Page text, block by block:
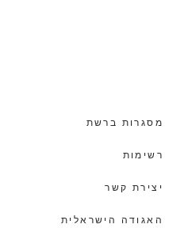
מסגרות ברשת
רשימות
יצירת קשר
האגודה הישראלית